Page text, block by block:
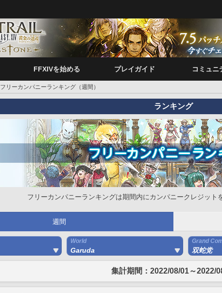
FFXIVを始める プレイガイド コミュニ
フリーカンパニーランキング（週間）
ランキング
フリーカンパニーランキングは期間内にカンパニークレジット
週間
World
Garuda
Grand
双蛇党
集計期間：2022/08/01～2022/